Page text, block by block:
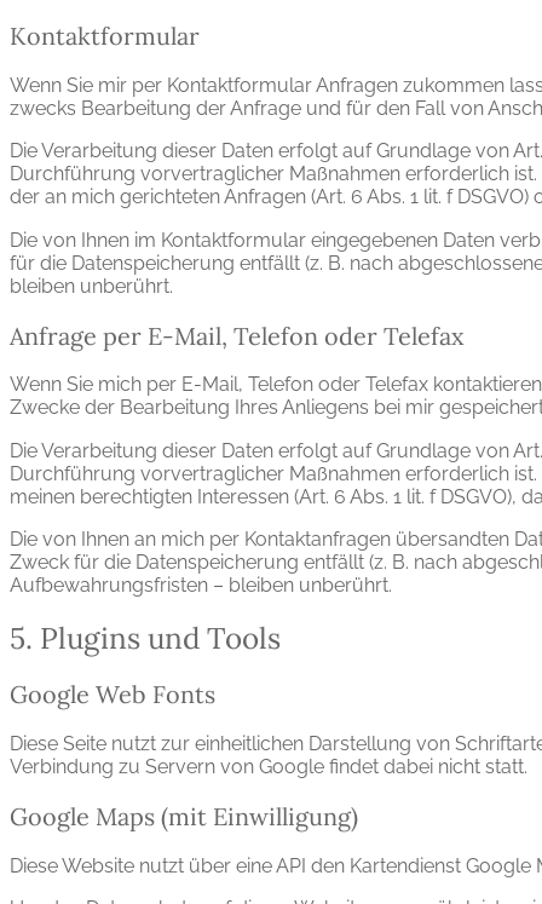
Kontaktformular
Wenn Sie mir per Kontaktformular Anfragen zukommen
zwecks Bearbeitung der Anfrage und für den Fall von
Die Verarbeitung dieser Daten erfolgt auf Grundlage von
Durchführung vorvertraglicher Maßnahmen erforderlich
der an mich gerichteten Anfragen (Art. 6 Abs. 1 lit. f
Die von Ihnen im Kontaktformular eingegebenen Daten
für die Datenspeicherung entfällt (z. B. nach
bleiben unberührt.
Anfrage per E-Mail, Telefon oder Telefax
Wenn Sie mich per E-Mail, Telefon oder Telefax
Zwecke der Bearbeitung Ihres Anliegens bei mir
Die Verarbeitung dieser Daten erfolgt auf Grundlage von
Durchführung vorvertraglicher Maßnahmen erforderlich
meinen berechtigten Interessen (Art. 6 Abs. 1 lit. f
Die von Ihnen an mich per Kontaktanfragen übersandten
Zweck für die Datenspeicherung entfällt (z. B. nach
Aufbewahrungsfristen – bleiben unberührt.
5. Plugins und Tools
Google Web Fonts
Diese Seite nutzt zur einheitlichen Darstellung von
Verbindung zu Servern von Google findet dabei nicht statt.
Google Maps (mit Einwilligung)
Diese Website nutzt über eine API den Kartendienst